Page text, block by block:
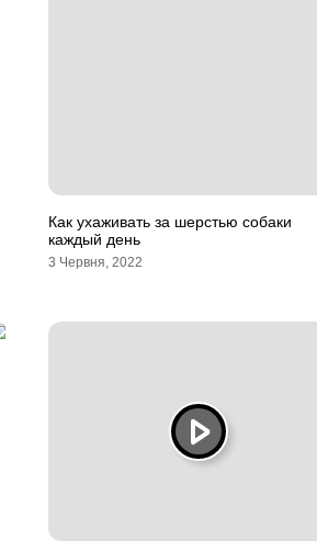
Как ухаживать за шерстью собаки
каждый день
3 Червня, 2022